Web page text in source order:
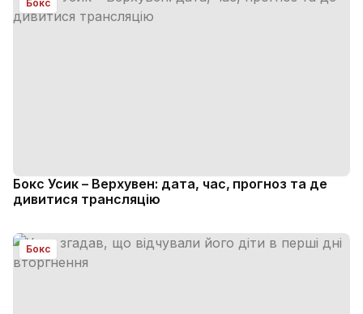
Бокс
Бокс Усик – Верхувен: дата, час, прогноз та де
дивитися трансляцію
Бокс